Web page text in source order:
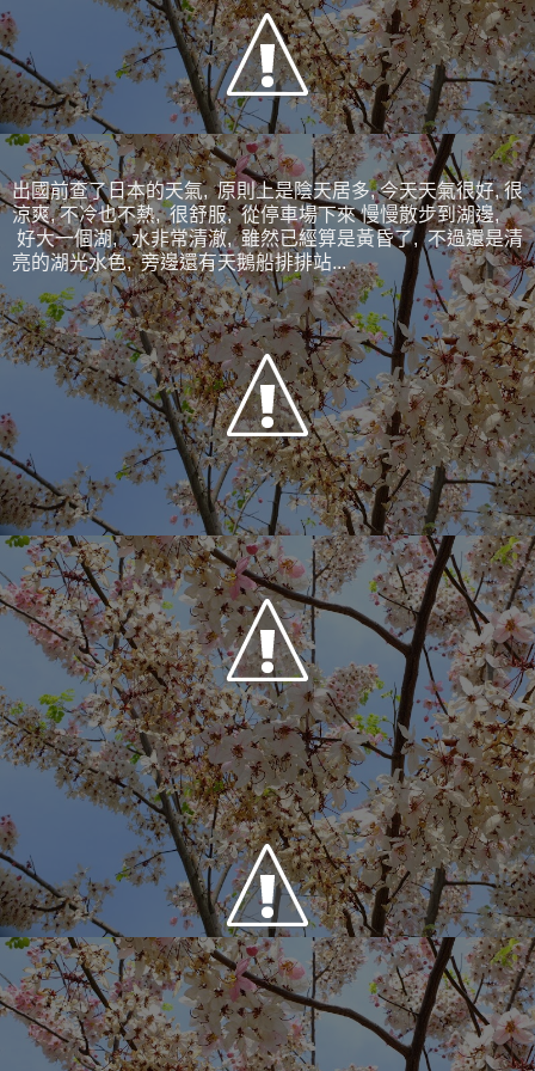
出國前查了日本的天氣, 原則上是陰天居多, 今天天氣很好, 很
涼爽, 不冷也不熱, 很舒服, 從停車場下來 慢慢散步到湖邊,
好大一個湖, 水非常清澈, 雖然已經算是黃昏了, 不過還是清
亮的湖光水色, 旁邊還有天鵝船排排站...